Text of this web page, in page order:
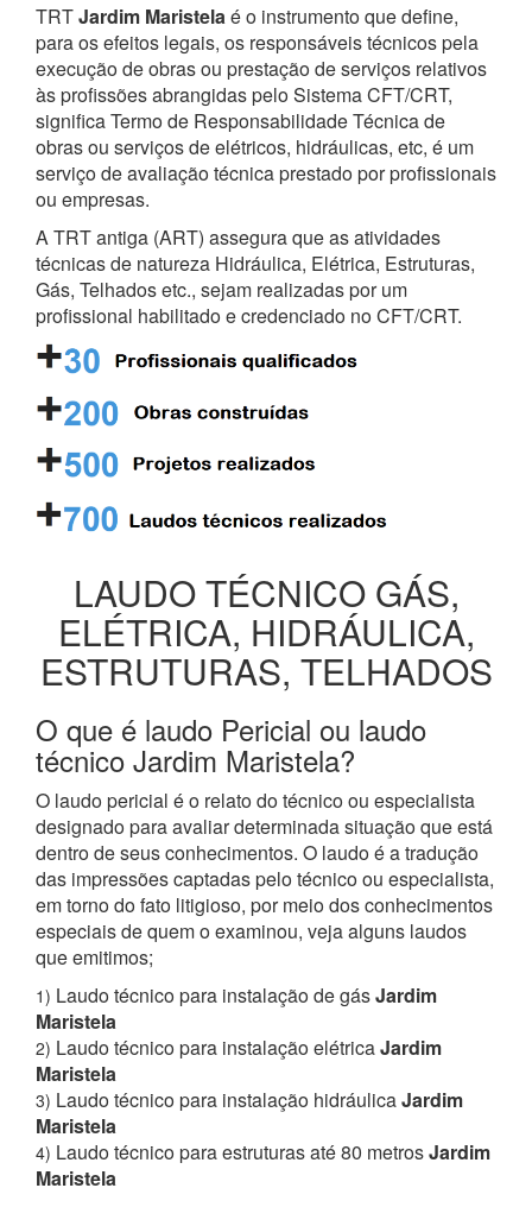
TRTJardim Maristelaé o instrumento que define,
para os efeitos legais, os responsáveis técnicos pela
execução de obras ou prestação de serviços relativos
às profissões abrangidas pelo Sistema CFT/CRT,
significa Termo de Responsabilidade Técnica de
obras ou serviços de elétricos, hidráulicas, etc, é um
serviço de avaliação técnica prestado por profissionais
ou empresas.
A TRT antiga (ART) assegura que as atividades
técnicas de natureza Hidráulica, Elétrica, Estruturas,
Gás, Telhados etc., sejam realizadas por um
profissional habilitado e credenciado no CFT/CRT.
LAUDO TÉCNICO GÁS,
ELÉTRICA, HIDRÁULICA,
ESTRUTURAS, TELHADOS
O que é laudo Pericial ou laudo
técnico Jardim Maristela?
O laudo pericial é o relato do técnico ou especialista
designado para avaliar determinada situação que está
dentro de seus conhecimentos. O laudo é a tradução
das impressões captadas pelo técnico ou especialista,
em torno do fato litigioso, por meio dos conhecimentos
especiais de quem o examinou, veja alguns laudos
que emitimos;
1) Laudo técnico para instalação de gásJardim
Maristela
2) Laudo técnico para instalação elétricaJardim
Maristela
3) Laudo técnico para instalação hidráulicaJardim
Maristela
4) Laudo técnico para estruturas até 80 metrosJardim
Maristela